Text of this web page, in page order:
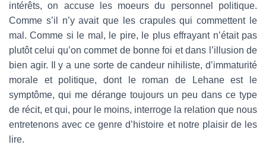
intérêts, on accuse les moeurs du personnel politique.
Comme s’il n’y avait que les crapules qui commettent le
mal. Comme si le mal, le pire, le plus effrayant n’était pas
plutôt celui qu’on commet de bonne foi et dans l’illusion de
bien agir. Il y a une sorte de candeur nihiliste, d’immaturité
morale et politique, dont le roman de Lehane est le
symptôme, qui me dérange toujours un peu dans ce type
de récit, et qui, pour le moins, interroge la relation que nous
entretenons avec ce genre d’histoire et notre plaisir de les
lire.